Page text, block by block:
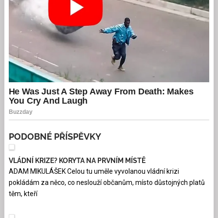
PODOBNÉ PŘÍSPĚVKY
VLÁDNÍ KRIZE? KORYTA NA PRVNÍM MÍSTĚ
ADAM MIKULÁŠEK Celou tu uměle vyvolanou vládní krizi
pokládám za něco, co neslouží občanům, místo důstojných platů
těm, kteří